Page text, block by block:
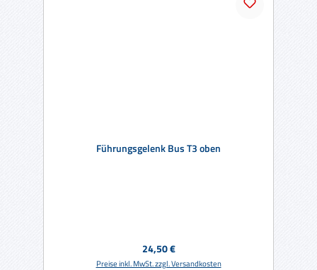
Führungsgelenk Bus T3 oben
Regulärer Preis:
24,50 €
Preise inkl. MwSt. zzgl. Versandkosten